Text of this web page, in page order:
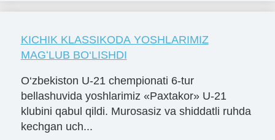
KICHIK KLASSIKODA YOSHLARIMIZ
MAGʻLUB BO‘LISHDI
O‘zbekiston U-21 chempionati 6-tur
bellashuvida yoshlarimiz «Paxtakor» U-21
klubini qabul qildi. Murosasiz va shiddatli ruhda
kechgan uch...